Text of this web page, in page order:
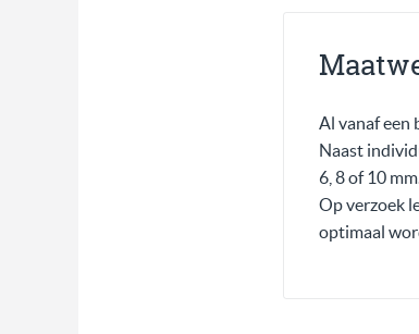
Al vanaf een
Naast
6, 8 of 10
Op verzoek
optimaal